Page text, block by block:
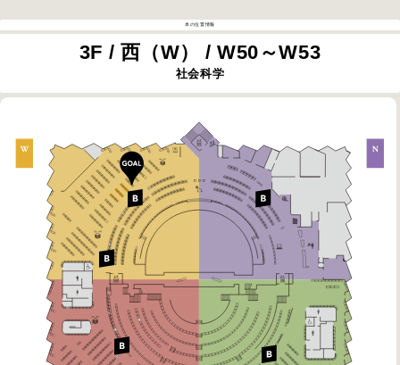
本の位置情報
3F / 西（W） / W50～W53
社会科学